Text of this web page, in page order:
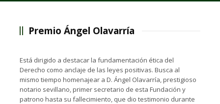
Premio Ángel Olavarría
Está dirigido a destacar la fundamentación ética del
Derecho como anclaje de las leyes positivas. Busca al
mismo tiempo homenajear a D. Ángel Olavarría, prestigioso
notario sevillano, primer secretario de esta Fundación y
patrono hasta su fallecimiento, que dio testimonio durante